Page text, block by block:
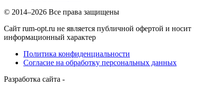
© 2014–2026 Все права защищены
Сайт rum-opt.ru не является публичной офертой и носит
информационный характер
Политика конфиденциальности
Согласие на обработку персональных данных
Разработка сайта -